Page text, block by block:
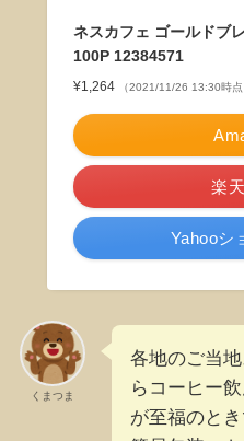
ネスカフェ ゴールドブ
100P 12384571
¥1,264 （2021/11/26 13:30時点
楽
Yahooシ
くまつま
各地のご当
らコーヒー
が至福のと